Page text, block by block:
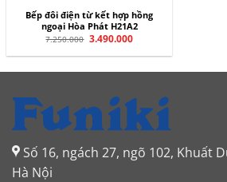
Bếp đôi điện từ kết hợp hồng
ngoại Hòa Phát H21A2
7.250.000 Giá
gốc
là:
3.490.000Giá
hiện
tại
3.490.000.
Số 16, ngách 27, ngõ 102, Khuất
Hà Nội